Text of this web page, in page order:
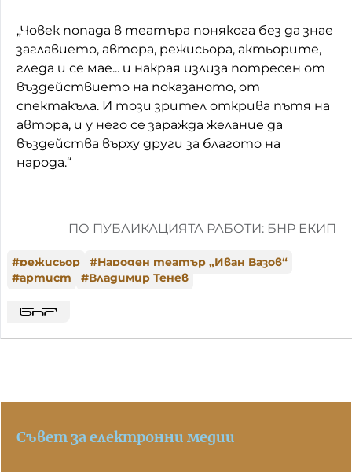
„Човек попада в театъра понякога без да знае
заглавието, автора, режисьора, актьорите,
гледа и се мае... и накрая излиза потресен от
въздействието на показаното, от
спектакъла. И този зрител открива пътя на
автора, и у него се заражда желание да
въздейства върху други за благото на
народа.“
ПО ПУБЛИКАЦИЯТА РАБОТИ: БНР ЕКИП
#режисьор #Народен театър „Иван Вазов“
#артист #Владимир Тенев
Съвет за електронни медии